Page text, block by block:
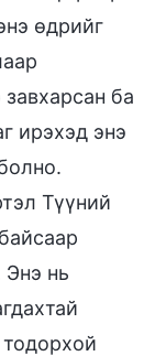
өдрийг
ба
ирэхэд энэ
Түүний
нь